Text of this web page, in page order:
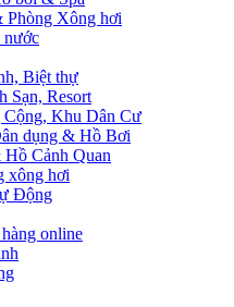
Phòng Xông hơi
nước
Biệt thự
Sạn, Resort
Khu Dân Cư
dụng & Hồ Bơi
Cảnh Quan
xông hơi
Động
online